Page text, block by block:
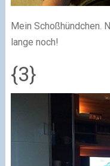
Mein Schoßhündchen.
lange noch!
{3}